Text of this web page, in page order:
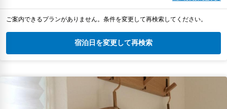
ご案内できるプランがありません。条件を変更して再検索してください。
宿泊日を変更して再検索